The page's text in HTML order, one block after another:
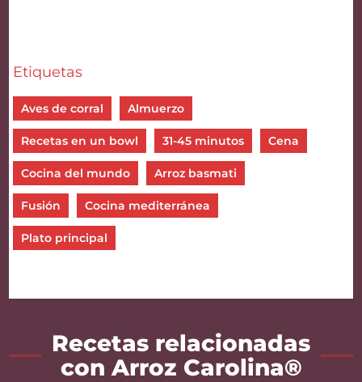
Etiquetas
Aves de corral Almuerzo
Recetas en un bowl 31-45 minutos Cena
Cocina del mundo Arroz basmati
Fusión Cocina mediterránea
Plato principal
Recetas relacionadas
con Arroz Carolina®